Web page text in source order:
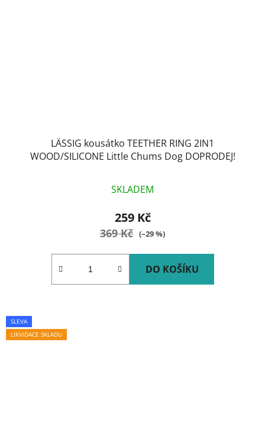
LÄSSIG kousátko TEETHER RING 2IN1
WOOD/SILICONE Little Chums Dog DOPRODEJ!
SKLADEM
259 Kč
369 Kč (–29 %)
DO KOŠÍKU
SLEVA
LIKVIDACE SKLADU